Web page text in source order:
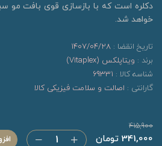
دکلره است که با بازسازی قوی بافت مو
خواهد شد.
تاریخ انقضا : 1407/04/28
برند : ویتاپلکس (Vitaplex)
شناسه کالا : 69331
گارانتی : اصالت و سلامت فیزیکی کالا
341,000 تومان
415,900